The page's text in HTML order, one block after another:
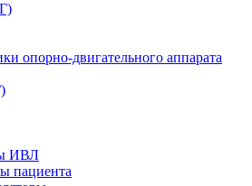
опорно-двигательного аппарата
ИВЛ
пациента